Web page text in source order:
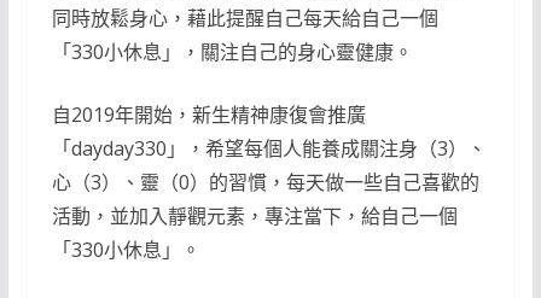
同時放鬆身心，藉此提醒自己每天給自己一個
「330小休息」，關注自己的身心靈健康。
自2019年開始，新生精神康復會推廣
「dayday330」，希望每個人能養成關注身（3）、
心（3）、靈（0）的習慣，每天做一些自己喜歡的
活動，並加入靜觀元素，專注當下，給自己一個
「330小休息」。